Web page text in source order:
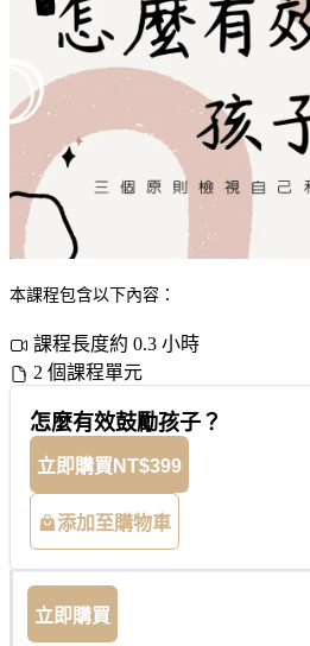
本課程包含以下內容：
課程長度約 0.3 小時
2 個課程單元
怎麼有效鼓勵孩子？
立即購買 NT$399
添加至購物車
立即購買